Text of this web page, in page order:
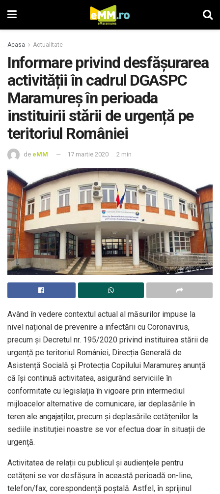
Acasa Actualitate
Informare privind desfășurarea
activității în cadrul DGASPC
Maramureș în perioada
instituirii stării de urgență pe
teritoriul României
de eMM 17 martie 2020 2 min
Având în vedere contextul actual al măsurilor impuse la
nivel național de prevenire a infectării cu Coronavirus,
precum și Decretul nr. 195/2020 privind instituirea stării de
urgență pe teritoriul României, Direcția Generală de
Asistență Socială și Protecția Copilului Maramureș anunță
că își continuă activitatea, asigurând serviciile în
conformitate cu legislația în vigoare prin intermediul
mijloacelor alternative de comunicare, iar deplasările în
teren ale angajaților, precum și deplasările cetățenilor la
sediile instituției noastre se vor efectua doar în situații de
urgență.
Activitatea de relații cu publicul și audiențele pentru
cetățeni se vor desfășura în această perioadă on-line,
telefon/fax, corespondență poștală. Astfel, în sprijinul